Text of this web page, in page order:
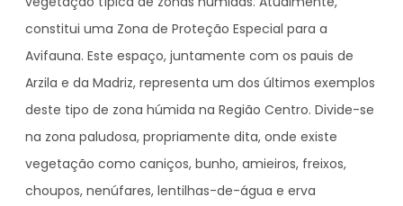
constitui uma Zona de Proteção Especial para a
Avifauna. Este espaço, juntamente com os pauis de
Arzila e da Madriz, representa um dos últimos exemplos
deste tipo de zona húmida na Região Centro. Divide-se
na zona paludosa, propriamente dita, onde existe
vegetação como caniços, bunho, amieiros, freixos,
choupos, nenúfares, lentilhas-de-água e erva